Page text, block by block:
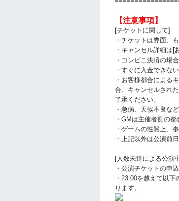
【注意事項】
[チケットに関して]
・チケットは券面、
・キャンセル詳細は [
・コンビニ決済の場合
・すぐに入金できな
・お客様都合による
合、キャンセルされ
了承ください。
・急病、天候不良な
・GMは主催者側の
・ゲームの性質上、
・上記以外は公演前
[人数未達による公演
・公演チケットの申
・23:00を越えて以
ります。